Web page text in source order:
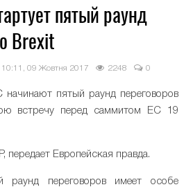
пятый раунд
Brexit
10:11, 09 Жовтня 2017 2248 0
пятый раунд переговоров
встречу перед саммитом ЕС 19
передает Европейская правда.
раунд переговоров имеет особе